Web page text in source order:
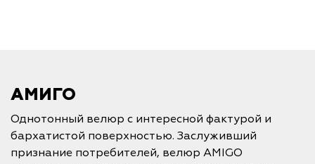
АМИГО
Однотонный велюр с интересной фактурой и
бархатистой поверхностью. Заслуживший
признание потребителей, велюр AMIGO